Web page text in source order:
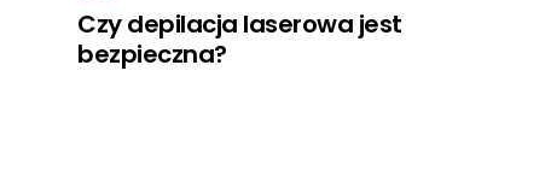
Czy depilacja laserowa jest
bezpieczna?